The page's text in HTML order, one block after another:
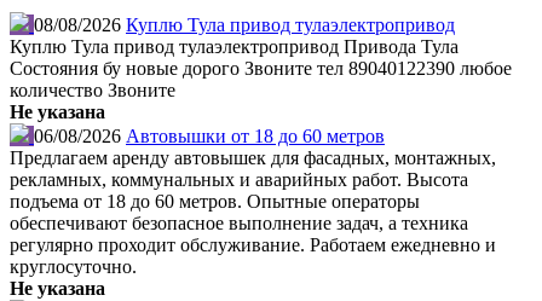
08/08/2026 Куплю Тула привод тулаэлектропривод
Куплю Тула привод тулаэлектропривод Привода Тула
Состояния бу новые дорого Звоните тел 89040122390 любое
количество Звоните
Не указана
06/08/2026 Автовышки от 18 до 60 метров
Предлагаем аренду автовышек для фасадных, монтажных,
рекламных, коммунальных и аварийных работ. Высота
подъема от 18 до 60 метров. Опытные операторы
обеспечивают безопасное выполнение задач, а техника
регулярно проходит обслуживание. Работаем ежедневно и
круглосуточно.
Не указана